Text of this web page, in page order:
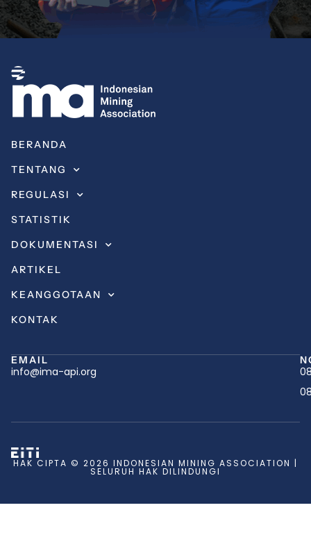
BERANDA
TENTANG
REGULASI
STATISTIK
DOKUMENTASI
ARTIKEL
KEANGGOTAAN
KONTAK
EMAIL
info@ima-api.org
HAK CIPTA © 2026 INDONESIAN MINING ASSOCIATION |
SELURUH HAK DILINDUNGI